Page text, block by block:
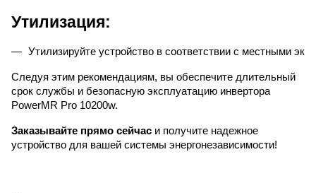
Утилизация:
Утилизируйте устройство в соответствии с местными
Следуя этим рекомендациям, вы обеспечите длительный
срок службы и безопасную эксплуатацию инвертора
PowerMR Pro 10200w.
Заказывайте прямо сейчас и получите надежное
устройство для вашей системы энергонезависимости!